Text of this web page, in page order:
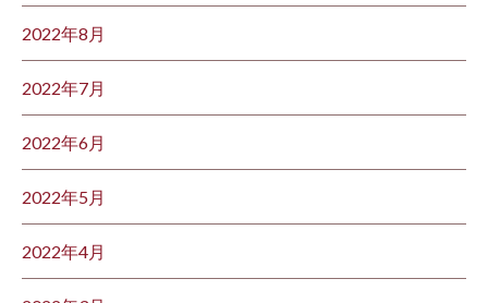
2022年8月
2022年7月
2022年6月
2022年5月
2022年4月